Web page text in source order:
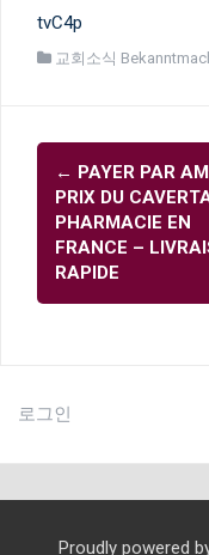
tvC4p
교회소식
글
내
비
게
이
← PAYER PAR
PRIX DU
PHARMACIE EN
FRANCE –
RAPIDE
로그인
Proudly powered